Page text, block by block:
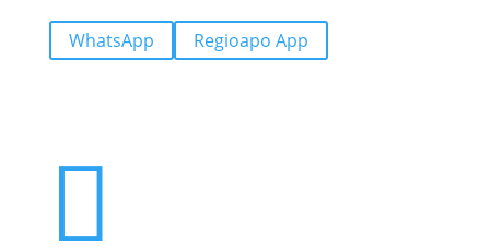
WhatsApp Regioapo App
